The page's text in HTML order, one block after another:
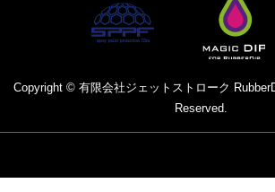
Copyright © 有限会社ジェットストローク
Reserved.